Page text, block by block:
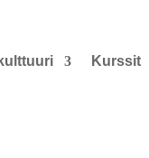
Kurssit